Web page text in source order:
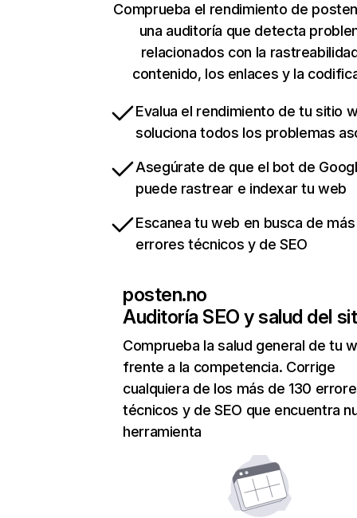
Comprueba el rendimiento de
una auditoría que detecta
relacionados con la
contenido, los enlaces y la
Evalua el rendimiento de tu sitio
soluciona todos los problemas
Asegúrate de que el bot de
puede rastrear e indexar tu web
Escanea tu web en busca de
errores técnicos y de SEO
posten.no
Auditoría SEO y salud del
Comprueba la salud general de tu
frente a la competencia. Corrige
cualquiera de los más de 130
técnicos y de SEO que encuentra
herramienta